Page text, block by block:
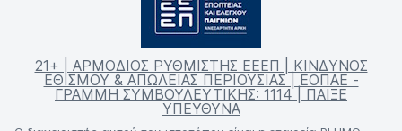
21+ | ΑΡΜΟΔΙΟΣ ΡΥΘΜΙΣΤΗΣ ΕΕΕΠ | ΚΙΝΔΥΝΟΣ
ΕΘΙΣΜΟΥ & ΑΠΩΛΕΙΑΣ ΠΕΡΙΟΥΣΙΑΣ | ΕΟΠΑΕ -
ΓΡΑΜΜΗ ΣΥΜΒΟΥΛΕΥΤΙΚΗΣ: 1114 | ΠΑΙΞΕ
ΥΠΕΥΘΥΝΑ